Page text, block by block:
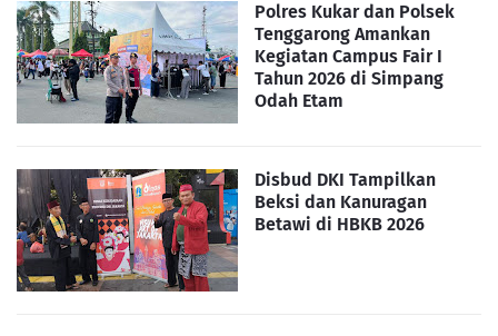
Polres Kukar dan Polsek
Tenggarong Amankan
Kegiatan Campus Fair I
Tahun 2026 di Simpang
Odah Etam
Disbud DKI Tampilkan
Beksi dan Kanuragan
Betawi di HBKB 2026